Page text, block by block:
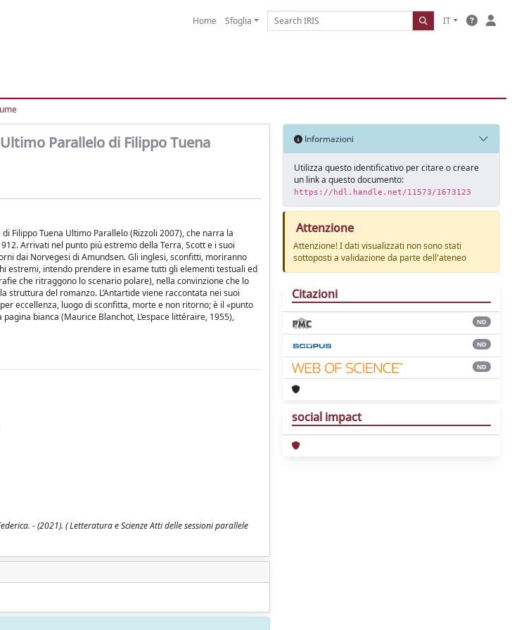
Home Sfoglia IT
Parallelo di Filippo Tuena
Filippo Tuena Ultimo Parallelo (Rizzoli 2007), che narra la
Arrivati nel punto più estremo della Terra, Scott e i suoi
dai Norvegesi di Amundsen. Gli inglesi, sconfitti, moriranno
estremi, intendo prendere in esame tutti gli elementi testuali ed
che ritraggono lo scenario polare), nella convinzione che lo
struttura del romanzo. L’Antartide viene raccontata nei suoi
eccellenza, luogo di sconfitta, morte e non ritorno; è il «punto
bianca (Maurice Blanchot, L’espace littéraire, 1955),
- (2021). ( Letteratura e Scienze Atti delle sessioni parallele
Informazioni
Utilizza questo identificativo per citare o creare
un link a questo documento:
https://hdl.handle.net/11573/1673123
Attenzione
Attenzione! I dati visualizzati non sono stati
sottoposti a validazione da parte dell'ateneo
Citazioni
ND
ND
ND
social impact